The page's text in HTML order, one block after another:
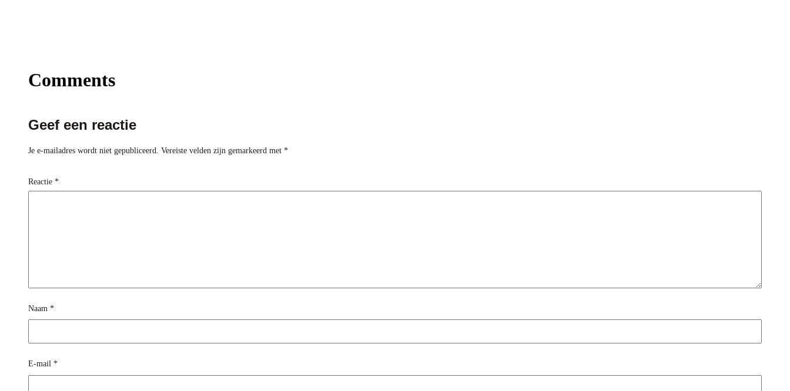
Comments
Geef een reactie
Je e-mailadres wordt niet gepubliceerd. Vereiste velden zijn gemarkeerd met *
Reactie *
Naam *
E-mail *